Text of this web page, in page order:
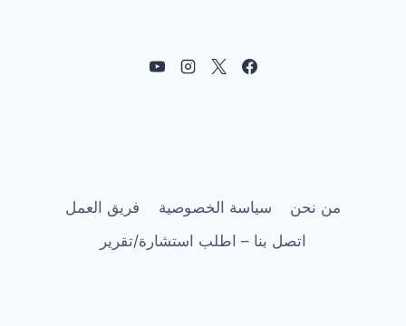
من نحن سياسة الخصوصية
فريق العمل
اتصل بنا – اطلب استشارة/تقرير